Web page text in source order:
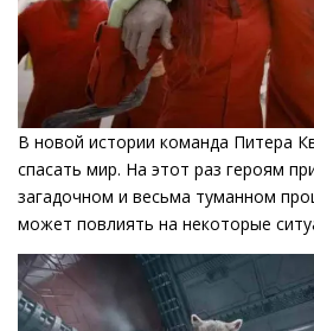
В новой истории команда Питера
спасать мир. На этот раз героям
загадочном и весьма туманном
может повлиять на некоторые